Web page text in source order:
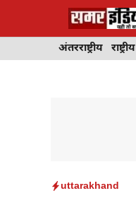
अंतरराष्ट्रीय राष्ट्रीय
uttarakhand